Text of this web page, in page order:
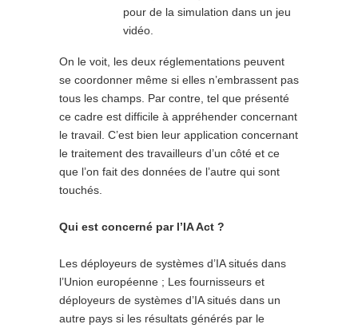
pour de la simulation dans un jeu
vidéo.
On le voit, les deux réglementations peuvent
se coordonner même si elles n’embrassent pas
tous les champs. Par contre, tel que présenté
ce cadre est difficile à appréhender concernant
le travail. C’est bien leur application concernant
le traitement des travailleurs d’un côté et ce
que l’on fait des données de l’autre qui sont
touchés.
Qui est concerné par l’IA Act ?
Les déployeurs de systèmes d’IA situés dans
l’Union européenne ; Les fournisseurs et
déployeurs de systèmes d’IA situés dans un
autre pays si les résultats générés par le